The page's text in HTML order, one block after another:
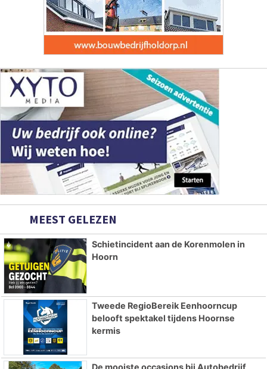
MEEST GELEZEN
Schietincident aan de Korenmolen in
Hoorn
Tweede RegioBereik Eenhoorncup
belooft spektakel tijdens Hoornse
kermis
De mooiste occasions bij Autobedrijf